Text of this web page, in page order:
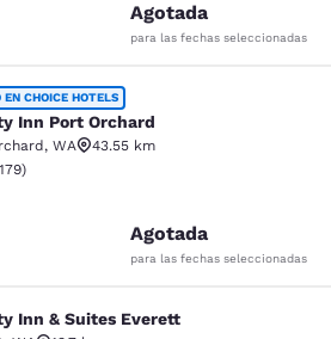
Agotada
para las fechas seleccionadas
Orchard
EN CHOICE HOTELS
Inn Port Orchard
, WA
43.55 km
de 4.27 estrellas. Excelente. 179 reseñas
179)
Agotada
para las fechas seleccionadas
Everett
Inn & Suites Everett